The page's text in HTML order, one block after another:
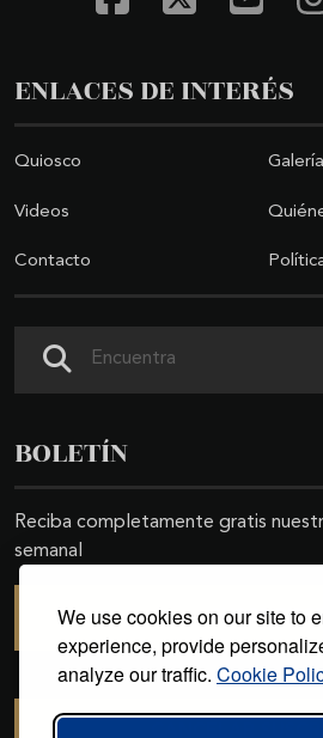
We use cookies on our site to
experience, provide
analyze our traffic. Cookie
ENLACES DE INTERÉS
Quiosco Galería
Videos
Contacto
BOLETÍN
Reciba completamente gratis
semanal